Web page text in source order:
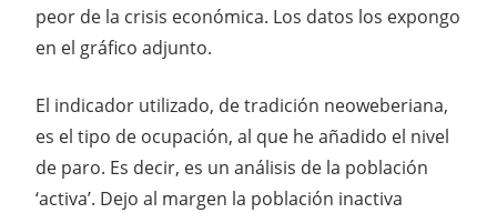
peor de la crisis económica. Los datos los expongo
en el gráfico adjunto.
El indicador utilizado, de tradición neoweberiana,
es el tipo de ocupación, al que he añadido el nivel
de paro. Es decir, es un análisis de la población
‘activa’. Dejo al margen la población inactiva